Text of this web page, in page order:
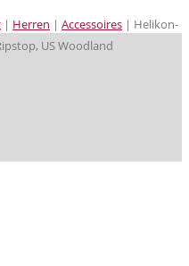
| Herren | Accessoires | Helikon-
US Woodland